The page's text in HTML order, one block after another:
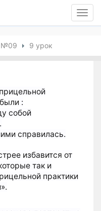
№09 9 урок
:
собой
справилась.
избавится от
так и
практики